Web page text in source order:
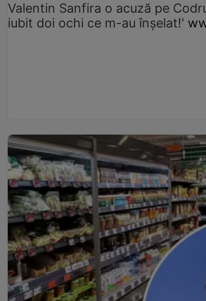
Valentin Sanfira o acuză pe
iubit doi ochi ce m-au înșelat!'